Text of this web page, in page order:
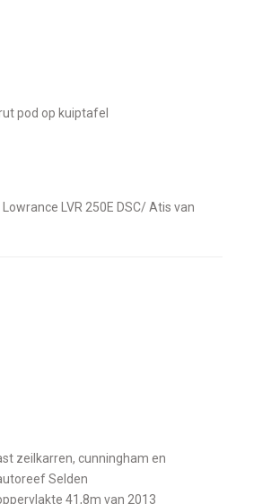
pod op kuiptafel
Selden
41,8m van 2013